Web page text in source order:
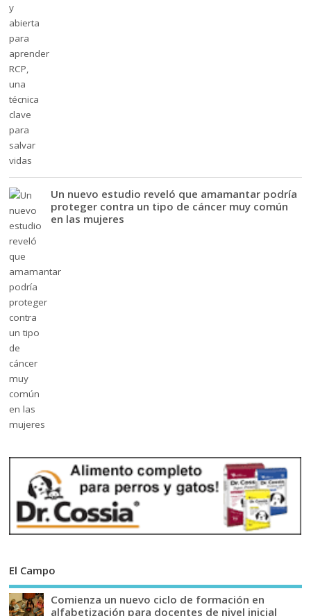
Un nuevo estudio reveló que amamantar podría
proteger contra un tipo de cáncer muy común
en las mujeres
El Campo
Comienza un nuevo ciclo de formación en
alfabetización para docentes de nivel inicial